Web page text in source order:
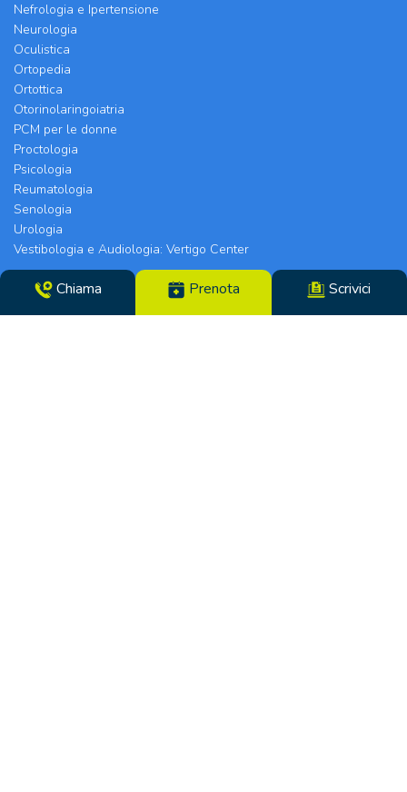
Nefrologia e Ipertensione
Neurologia
Oculistica
Ortopedia
Ortottica
Otorinolaringoiatria
PCM per le donne
Proctologia
Psicologia
Reumatologia
Senologia
Urologia
Vestibologia e Audiologia: Vertigo Center
Poliambulatorio Chirurgico Modenese srl | Sede
Legale e Chirurgia: Via Arquà, 5 | Eyecare Clinic,
Chiama Prenota Scrivici